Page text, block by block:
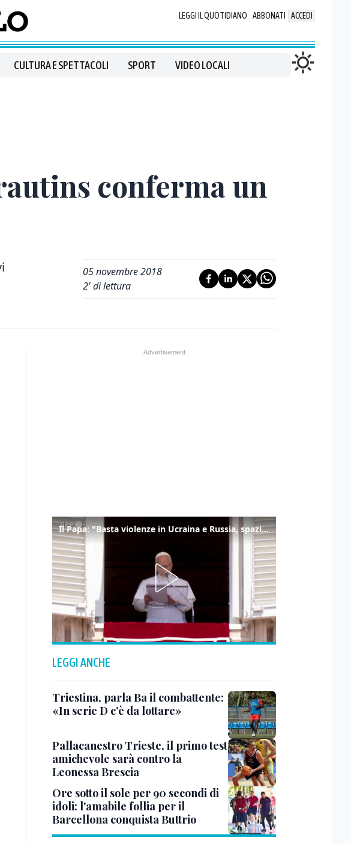
LEGGI IL QUOTIDIANO ABBONATI ACCEDI
CULTURA E SPETTACOLI SPORT VIDEO LOCALI
conferma un
05 novembre 2018
2' di lettura
Il Papa: "Basta violenze in Ucraina e Russia, spazio a diplomazia"
LEGGI ANCHE
Triestina, parla Ba il combattente:
«In serie D c’è da lottare»
Pallacanestro Trieste, il primo test
amichevole sarà contro la
Leonessa Brescia
Ore sotto il sole per 90 secondi di
idoli: l'amabile follia per il
Barcellona conquista Buttrio